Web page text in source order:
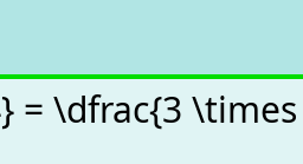
= \dfrac{3